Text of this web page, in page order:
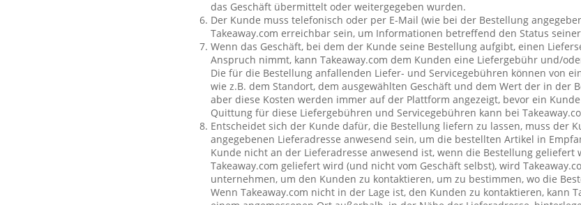
das Geschäft übermittelt oder weitergegeben wurden.
Der Kunde muss telefonisch oder per E-Mail (wie bei der Bestellung
Takeaway.com erreichbar sein, um Informationen betreffend den Status
Wenn das Geschäft, bei dem der Kunde seine Bestellung aufgibt, einen
Anspruch nimmt, kann Takeaway.com dem Kunden eine Liefergebühr und/
Die für die Bestellung anfallenden Liefer- und Servicegebühren können von
wie z.B. dem Standort, dem ausgewählten Geschäft und dem Wert der in der
aber diese Kosten werden immer auf der Plattform angezeigt, bevor ein
Quittung für diese Liefergebühren und Servicegebühren kann bei
Entscheidet sich der Kunde dafür, die Bestellung liefern zu lassen, muss der
angegebenen Lieferadresse anwesend sein, um die bestellten Artikel in
Kunde nicht an der Lieferadresse anwesend ist, wenn die Bestellung geliefert
Takeaway.com geliefert wird (und nicht vom Geschäft selbst), wird
unternehmen, um den Kunden zu kontaktieren, um zu bestimmen, wo die
Wenn Takeaway.com nicht in der Lage ist, den Kunden zu kontaktieren, kann